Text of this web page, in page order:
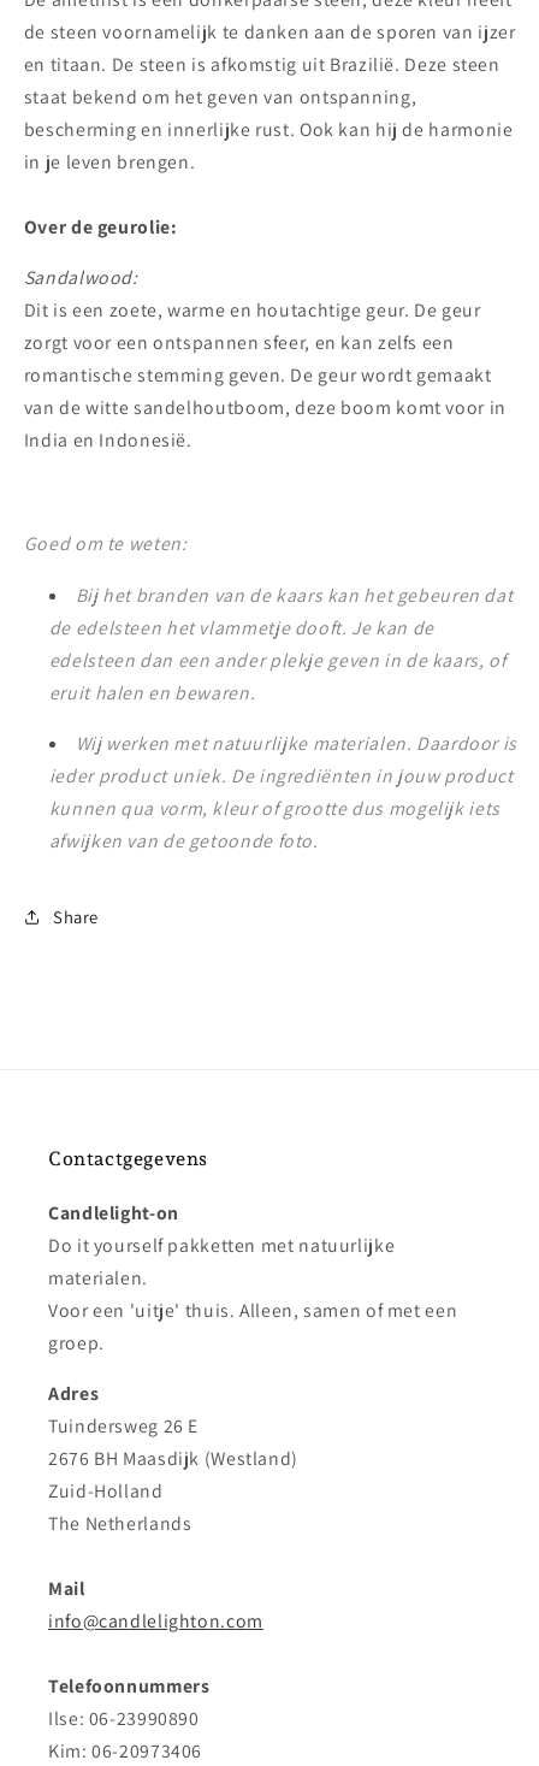
de steen voornamelijk te danken aan de sporen van ijzer
en titaan. De steen is afkomstig uit Brazilië. Deze steen
staat bekend om het geven van ontspanning,
bescherming en innerlijke rust. Ook kan hij de harmonie
in je leven brengen.
Over de geurolie:
Sandalwood:
Dit is een zoete, warme en houtachtige geur. De geur
zorgt voor een ontspannen sfeer, en kan zelfs een
romantische stemming geven. De geur wordt gemaakt
van de witte sandelhoutboom, deze boom komt voor in
India en Indonesië.
Goed om te weten:
Bij het branden van de kaars kan het gebeuren dat
de edelsteen het vlammetje dooft. Je kan de
edelsteen dan een ander plekje geven in de kaars, of
eruit halen en bewaren.
Wij werken met natuurlijke materialen. Daardoor is
ieder product uniek. De ingrediënten in jouw product
kunnen qua vorm, kleur of grootte dus mogelijk iets
afwijken van de getoonde foto.
Share
Contactgegevens
Candlelight-on
Do it yourself pakketten met natuurlijke
materialen.
Voor een 'uitje' thuis. Alleen, samen of met een
groep.
Adres
Tuindersweg 26 E
2676 BH Maasdijk (Westland)
Zuid-Holland
The Netherlands
Mail
info@candlelighton.com
Telefoonnummers
Ilse: 06-23990890
Kim: 06-20973406